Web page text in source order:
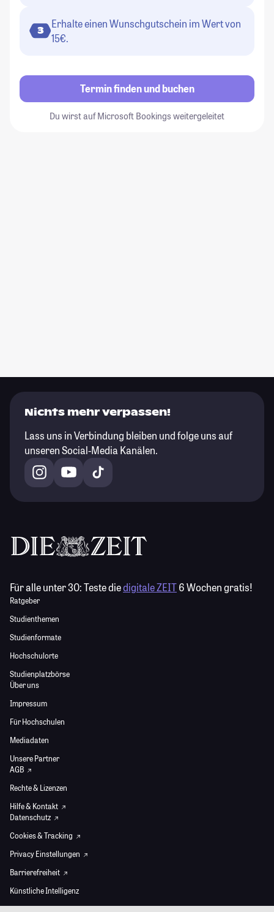
3
Erhalte einen Wunschgutschein im Wert von
15€.
Termin finden und buchen
Du wirst auf Microsoft Bookings weitergeleitet
Nichts mehr verpassen!
Lass uns in Verbindung bleiben und folge uns auf
unseren Social-Media Kanälen.
Für alle unter 30:Teste diedigitale ZEIT6 Wochen gratis!
Ratgeber
Studienthemen
Studienformate
Hochschulorte
Studienplatzbörse
Über uns
Impressum
Für Hochschulen
Mediadaten
Unsere Partner
AGB
Rechte & Lizenzen
Hilfe & Kontakt
Datenschutz
Cookies & Tracking
Privacy Einstellungen
Barrierefreiheit
Künstliche Intelligenz